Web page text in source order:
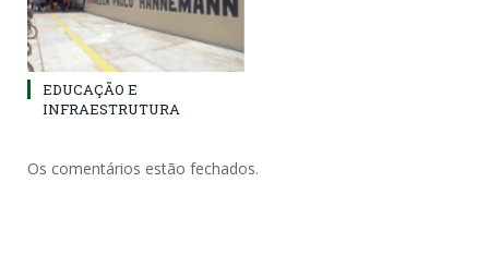
EDUCAÇÃO E
INFRAESTRUTURA
Os comentários estão fechados.